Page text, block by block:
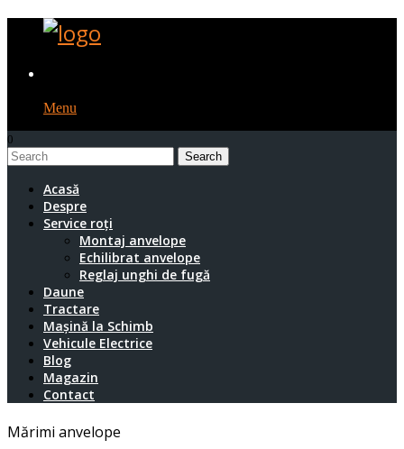
Menu
0
1
Acasă
Despre
Service roți
Montaj anvelope
Echilibrat anvelope
Reglaj unghi de fugă
Daune
Tractare
Mașină la Schimb
Vehicule Electrice
Blog
Magazin
Contact
Mărimi anvelope